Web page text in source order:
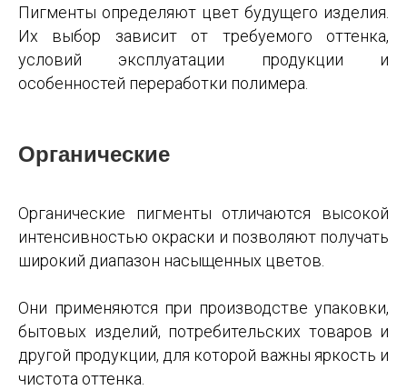
Пигменты определяют цвет будущего изделия.
Их выбор зависит от требуемого оттенка,
условий эксплуатации продукции и
особенностей переработки полимера.
Органические
Органические пигменты отличаются высокой
интенсивностью окраски и позволяют получать
широкий диапазон насыщенных цветов.
Они применяются при производстве упаковки,
бытовых изделий, потребительских товаров и
другой продукции, для которой важны яркость и
чистота оттенка.